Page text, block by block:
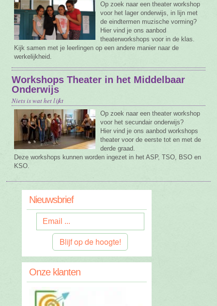
Op zoek naar een theater workshop
voor het lager onderwijs, in lijn met
de eindtermen muzische vorming?
Hier vind je ons aanbod
theaterworkshops voor in de klas.
Kijk samen met je leerlingen op een andere manier naar de
werkelijkheid.
Workshops Theater in het Middelbaar
Onderwijs
Niets is wat het lijkt
Op zoek naar een theater workshop
voor het secundair onderwijs?
Hier vind je ons aanbod workshops
theater voor de eerste tot en met de
derde graad.
Deze workshops kunnen worden ingezet in het ASP, TSO, BSO en
KSO.
Nieuwsbrief
Blijf op de hoogte!
Onze klanten